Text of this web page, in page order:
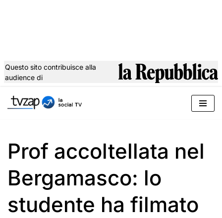
al
Questo sito contribuisce alla
audience di
Prof accoltellata nel
Bergamasco: lo
studente ha filmato